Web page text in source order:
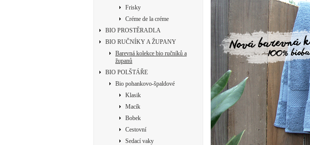
Frisky
Créme de la créme
BIO PROSTĚRADLA
BIO RUČNÍKY A ŽUPANY
Barevná kolekce bio ručníků a
županů
BIO POLŠTÁŘE
Bio pohankovo-špaldové
Klasik
Macík
Bobek
Cestovní
Sedací vaky